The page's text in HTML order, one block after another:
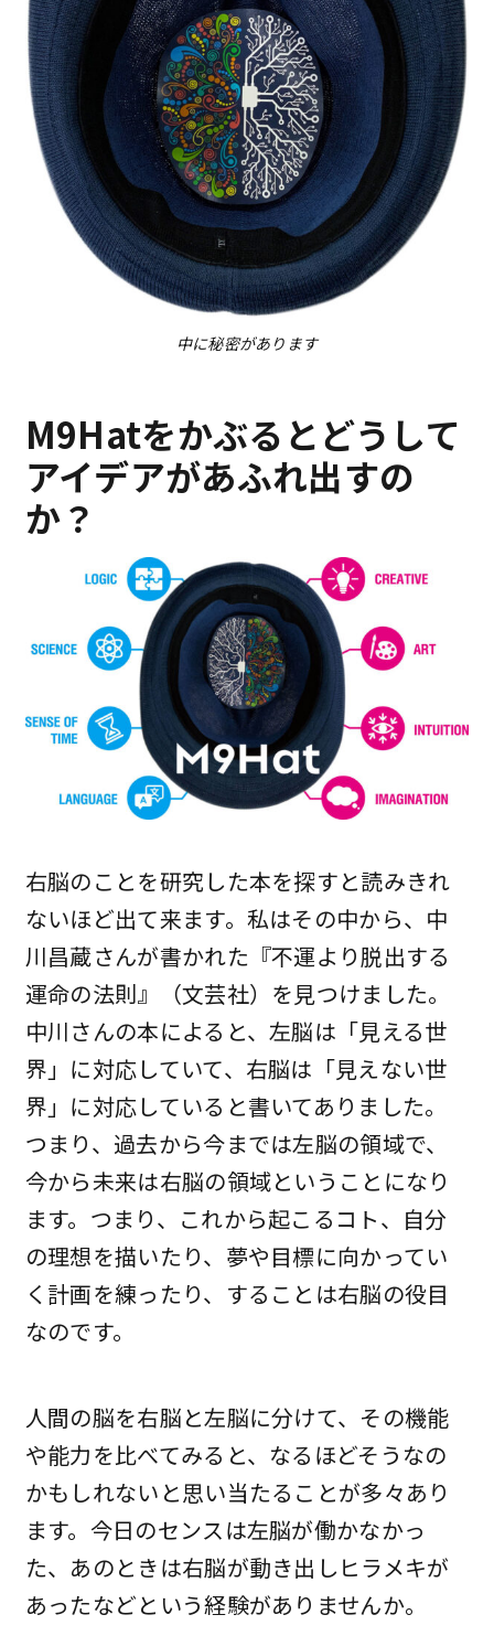
中に秘密があります
M9Hatをかぶるとどうして
アイデアがあふれ出すの
か？
右脳のことを研究した本を探すと読みきれ
ないほど出て来ます。私はその中から、中
川昌蔵さんが書かれた『不運より脱出する
運命の法則』（文芸社）を見つけました。
中川さんの本によると、左脳は「見える世
界」に対応していて、右脳は「見えない世
界」に対応していると書いてありました。
つまり、過去から今までは左脳の領域で、
今から未来は右脳の領域ということになり
ます。つまり、これから起こるコト、自分
の理想を描いたり、夢や目標に向かってい
く計画を練ったり、することは右脳の役目
なのです。
人間の脳を右脳と左脳に分けて、その機能
や能力を比べてみると、なるほどそうなの
かもしれないと思い当たることが多々あり
ます。今日のセンスは左脳が働かなかっ
た、あのときは右脳が動き出しヒラメキが
あったなどという経験がありませんか。